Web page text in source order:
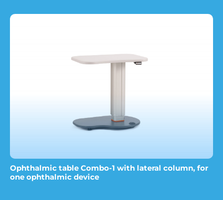
Ophthalmic table Combo-1 with lateral column, for
one ophthalmic device